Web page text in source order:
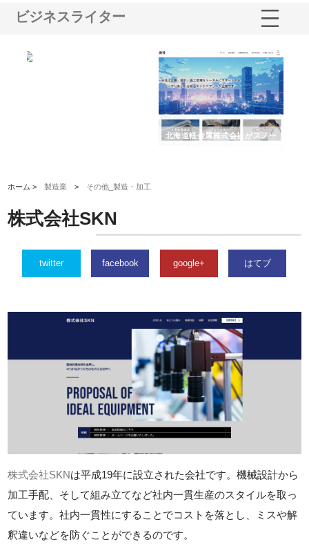
ビジネスライター
北海道軽金属株式会社がスノー
ホーム >製造業 > その他_製造・加工
株式会社SKN
twitter facebook google+ はてブ
株式会社SKNは平成19年に設立された会社です。機械設計から
加工手配、そして組み立てなど社内一貫生産のスタイルを取っ
ています。社内一貫性にすることでコストを落とし、ミスや解
釈違いなどを防ぐことができるのです。